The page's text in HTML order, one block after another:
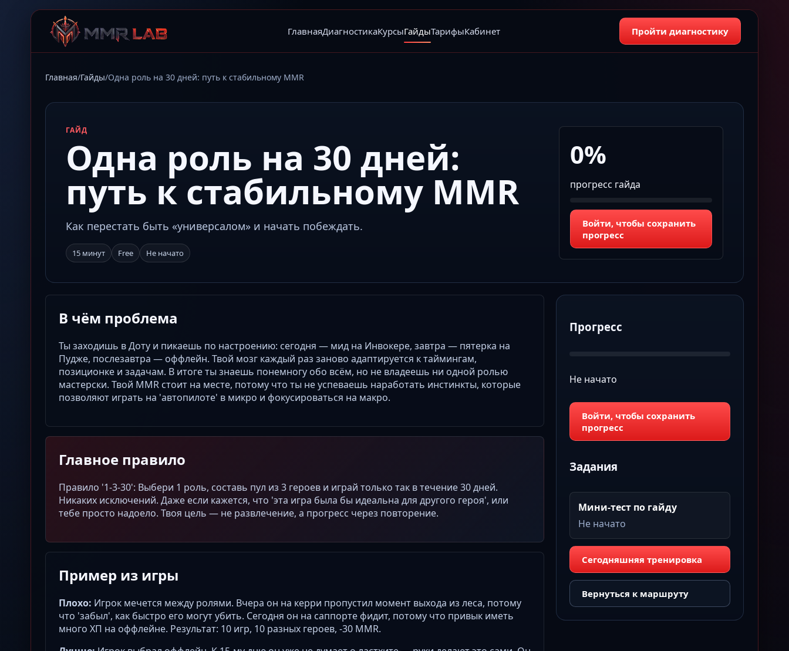
ГлавнаяДиагностикаКурсыГайдыТарифыКабинет Пройти диагностику
Главная/Гайды/Одна роль на 30 дней: путь к стабильному MMR
ГАЙД
Одна роль на 30 дней:
путь к стабильному MMR
Как перестать быть «универсалом» и начать побеждать.
15 минут Free Не начато
0%
прогресс гайда
Войти, чтобы сохранить
прогресс
В чём проблема
Ты заходишь в Доту и пикаешь по настроению: сегодня — мид на Инвокере, завтра — пятерка на
Пудже, послезавтра — оффлейн. Твой мозг каждый раз заново адаптируется к таймингам,
позиционке и задачам. В итоге ты знаешь понемногу обо всём, но не владеешь ни одной ролью
мастерски. Твой MMR стоит на месте, потому что ты не успеваешь наработать инстинкты, которые
позволяют играть на 'автопилоте' в микро и фокусироваться на макро.
Главное правило
Правило '1-3-30': Выбери 1 роль, составь пул из 3 героев и играй только так в течение 30 дней.
Никаких исключений. Даже если кажется, что 'эта игра была бы идеальна для другого героя', или
тебе просто надоело. Твоя цель — не развлечение, а прогресс через повторение.
Пример из игры
Плохо: Игрок мечется между ролями. Вчера он на керри пропустил момент выхода из леса, потому
что 'забыл', как быстро его могут убить. Сегодня он на саппорте фидит, потому что привык иметь
много ХП на оффлейне. Результат: 10 игр, 10 разных героев, -30 MMR.
Прогресс
Не начато
Войти, чтобы сохранить
прогресс
Задания
Мини-тест по гайду
Не начато
Сегодняшняя тренировка
Вернуться к маршруту